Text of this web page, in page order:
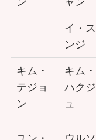
イ・ス
ンジ
キム・
テジョ
ン
キム・
ハクジ
ュ